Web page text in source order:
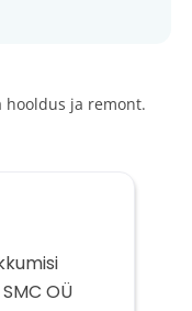
hooldus ja remont.
OÜ